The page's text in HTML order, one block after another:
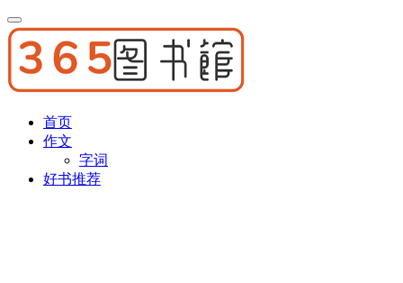
首页
作文
字词
好书推荐